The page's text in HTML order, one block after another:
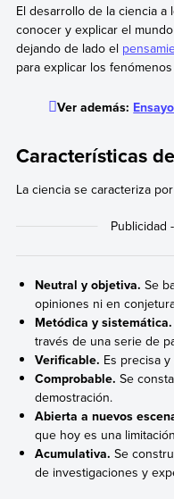
El desarrollo de la ciencia
conocer y explicar el
dejando de lado el
para explicar los
Ver además:
Características
La ciencia se caracteriza
Neutral y objetiva. Se
opiniones ni en
Metódica y sistemática.
través de una serie de
Verificable. Es precisa
Comprobable. Se
demostración.
Abierta a nuevos
que hoy es una
Acumulativa. Se
de investigaciones y